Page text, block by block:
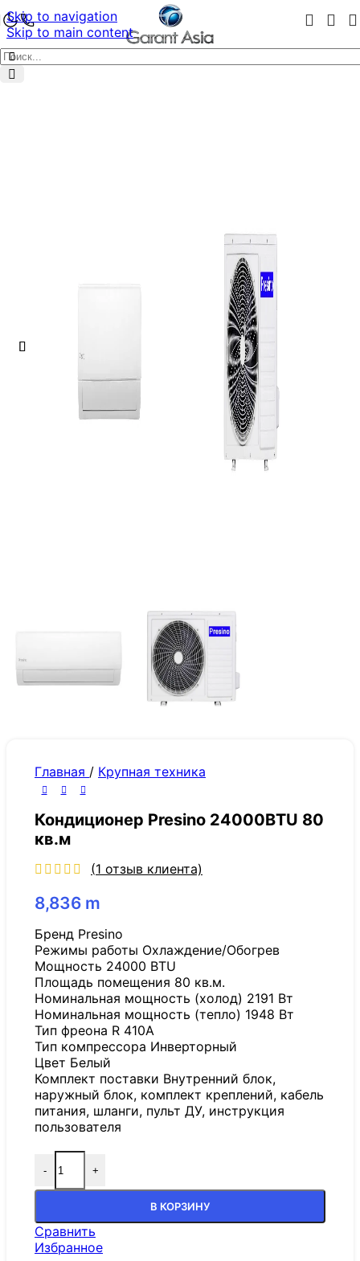
Skip to navigation
Skip to main content
Главная / Крупная техника
Кондиционер Presino 24000BTU 80
кв.м
(1 отзыв клиента)
8,836 m
Бренд Presino
Режимы работы Охлаждение/Обогрев
Мощность 24000 BTU
Площадь помещения 80 кв.м.
Номинальная мощность (холод) 2191 Вт
Номинальная мощность (тепло) 1948 Вт
Тип фреона R 410A
Тип компрессора Инверторный
Цвет Белый
Комплект поставки Внутренний блок,
наружный блок, комплект креплений, кабель
питания, шланги, пульт ДУ, инструкция
пользователя
- +
В КОРЗИНУ
Сравнить
Избранное